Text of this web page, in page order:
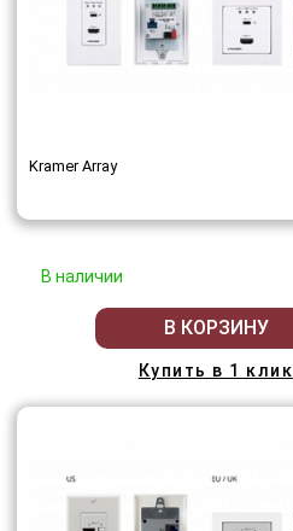
Kramer Array
В наличии
В КОРЗИНУ
Купить в 1 клик